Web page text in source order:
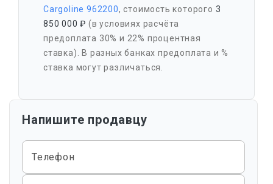
Cargoline 962200, стоимость которого 3
850 000 ₽ (в условиях расчёта
предоплата 30% и 22% процентная
ставка). В разных банках предоплата и %
ставка могут различаться.
Напишите продавцу
Телефон